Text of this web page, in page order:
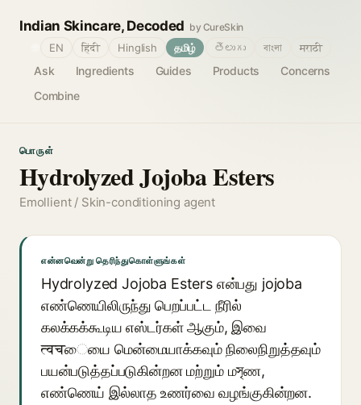
Indian Skincare, Decoded by CureSkin
Ask Ingredients Guides Products
Concerns
Combine
EN हिंदी Hinglish தமிழ் తెలుగు বাংলা मराठी
பொருள்
Hydrolyzed Jojoba Esters
Emollient / Skin-conditioning agent
என்னவென்று தெரிந்துகொள்ளுங்கள்
Hydrolyzed Jojoba Esters என்பது jojoba
எண்ணெயிலிருந்து பெறப்பட்ட நீரில்
கலக்கக்கூடிய எஸ்டர்கள் ஆகும், இவை
त्वचையை மென்மையாக்கவும் நிலைநிறுத்தவும்
பயன்படுத்தப்படுகின்றன மற்றும் மসৃண,
எண்ணெய் இல்லாத உணர்வை வழங்குகின்றன.